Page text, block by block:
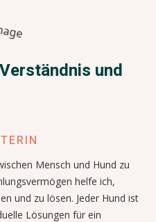
und
Mensch und Hund zu
helfe ich,
und zu lösen. Jeder Hund ist
Lösungen für ein